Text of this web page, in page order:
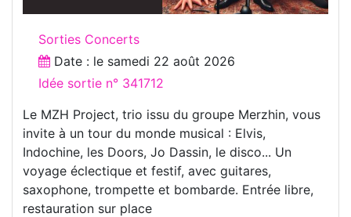
Sorties Concerts
Date : le samedi 22 août 2026
Idée sortie n° 341712
Le MZH Project, trio issu du groupe Merzhin, vous
invite à un tour du monde musical : Elvis,
Indochine, les Doors, Jo Dassin, le disco... Un
voyage éclectique et festif, avec guitares,
saxophone, trompette et bombarde. Entrée libre,
restauration sur place